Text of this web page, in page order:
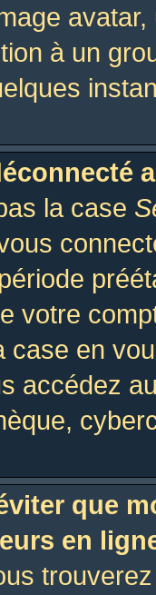
à un
la case
votre
case en
accédez
que
en